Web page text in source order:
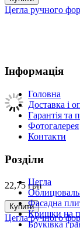
Цегла ручного
22,75 грн
Купити
Цегла ручного
Інформація
Головна
Доставка і
Гарантія та
Фотогалерея
Контакти
Розділи
Цегла
Фасадна
Кришки на
Бруківка